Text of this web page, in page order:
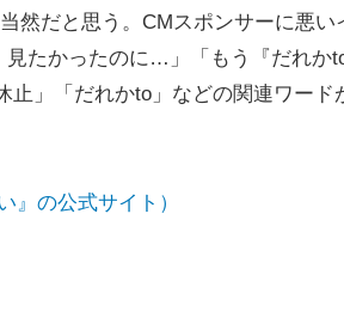
然だと思う。CMスポンサーに悪い
見たかったのに…」「もう『だれか
止」「だれかto」などの関連ワード
の公式サイト）